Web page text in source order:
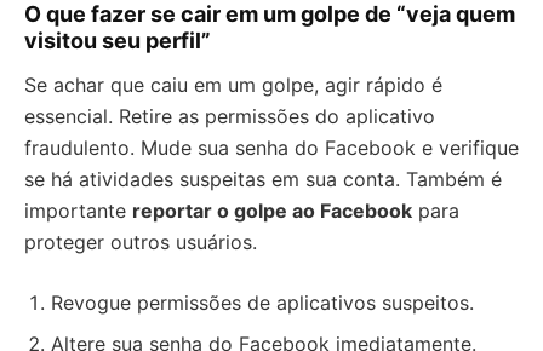
O que fazer se cair em um golpe de “veja quem
visitou seu perfil”
Se achar que caiu em um golpe, agir rápido é
essencial. Retire as permissões do aplicativo
fraudulento. Mude sua senha do Facebook e verifique
se há atividades suspeitas em sua conta. Também é
importante reportar o golpe ao Facebook para
proteger outros usuários.
Revogue permissões de aplicativos suspeitos.
Altere sua senha do Facebook imediatamente.